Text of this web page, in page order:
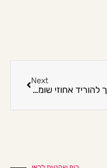
Next
איך להוריד אחוזי שומן בלי דיאטת כאסח: מדריך עדין ומעשי